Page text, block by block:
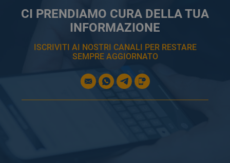
CI PRENDIAMO CURA DELLA TUA
INFORMAZIONE
ISCRIVITI AI NOSTRI CANALI PER RESTARE
SEMPRE AGGIORNATO